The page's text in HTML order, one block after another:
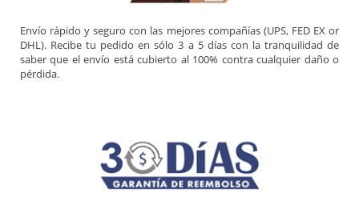
Envío rápido y seguro con las mejores compañías (UPS, FED EX or
DHL). Recibe tu pedido en sólo 3 a 5 días con la tranquilidad de
saber que el envío está cubierto al 100% contra cualquier daño o
pérdida.